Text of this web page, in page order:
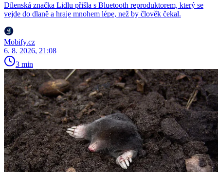
Dílenská značka Lidlu přišla s Bluetooth reproduktorem, který se
vejde do dlaně a hraje mnohem lépe, než by člověk čekal.
Mobify.cz
6. 8. 2026, 21:08
3 min